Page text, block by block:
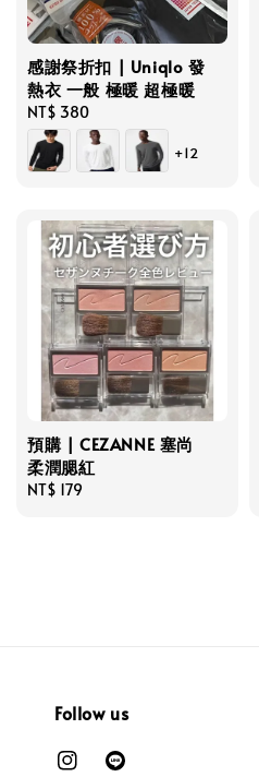
感謝祭折扣 | Uniqlo 發
熱衣 一般 極暖 超極暖
Regular
price
NT$ 380
+12
預購 | CEZANNE 塞尚
柔潤腮紅
Regular
NT$ 179
Follow us